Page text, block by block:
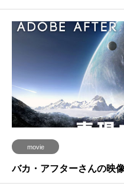
movie
バカ・アフターさんの映